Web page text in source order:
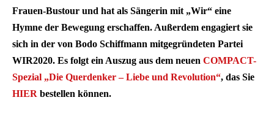
Frauen-Bustour und hat als Sängerin mit „Wir“ eine
Hymne der Bewegung erschaffen. Außerdem engagiert sie
sich in der von Bodo Schiffmann mitgegründeten Partei
WIR2020. Es folgt ein Auszug aus dem neuen COMPACT-
Spezial „Die Querdenker – Liebe und Revolution“, das Sie
HIER bestellen können.